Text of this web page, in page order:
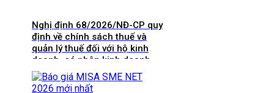
Nghị định 68/2026/NĐ-CP quy
định về chính sách thuế và
quản lý thuế đối với hộ kinh
doanh, cá nhân kinh doanh